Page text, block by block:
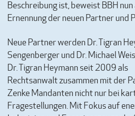
Beschreibung ist, beweist BBH
Ernennung der neuen Partner und
Neue Partner werden Dr. Tigran
Sengenberger und Dr. Michael
Dr. Tigran Heymann seit 2009 als
Rechtsanwalt zusammen mit der
Zenke Mandanten nicht nur bei
Fragestellungen. Mit Fokus auf